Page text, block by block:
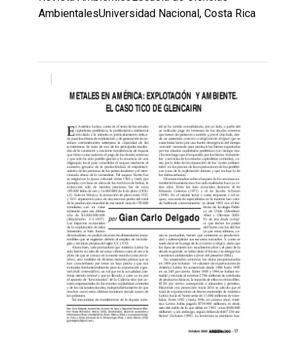
AmbientalesUniversidad Nacional, Costa Rica